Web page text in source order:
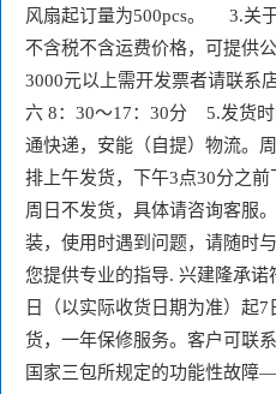
风扇起订量为500pcs。     3.关
不含税不含运费价格，可提供
3000元以上需开发票者请联系
六 8：30～17：30分    5.发货
通快递，安能（自提）物流。
排上午发货，下午3点30分之前
周日不发货，具体请咨询客服
装，使用时遇到问题，请随时
您提供专业的指导. 兴建隆承
日（以实际收货日期为准）起
货，一年保修服务。客户可联
国家三包所规定的功能性故